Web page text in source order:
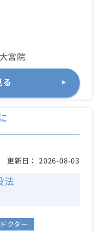
宮院
更新日： 2026-08-03
法
クター